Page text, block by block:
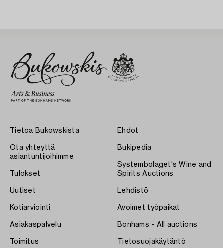
Tietoa Bukowskista
Ota yhteyttä
asiantuntijoihimme
Tulokset
Uutiset
Kotiarviointi
Asiakaspalvelu
Toimitus
Ehdot
Bukipedia
Systembolaget's Wine and
Spirits Auctions
Lehdistö
Avoimet työpaikat
Bonhams - All auctions
Tietosuojakäytäntö